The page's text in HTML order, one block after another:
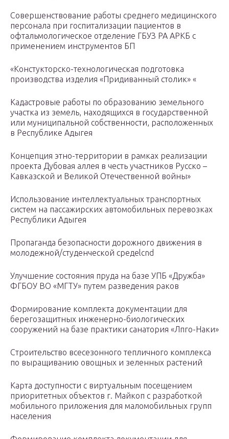
Совершенствование работы среднего медицинского
персонала при госпитализации пациентов в
офтальмологическое отделение ГБУЗ РА АРКБ c
применением инструментов БП
«Констукторско-технологическая подготовка
производства изделия «Придиванный столик» «
Кадастровые работы по образованию земельного
участка из земель, находящихся в государственной
или муниципальной собственности, расположенных
в Республике Адыгея
Концепция этно-территории в рамках реализации
проекта Дубовая аллея в честь участников Русско –
Кавказской и Великой Отечественной войны»
Использование интеллектуальных транспортных
систем на пассажирских автомобильных перевозках
Республики Адыгея
Пропаганда безопасности дорожного движения в
молодежной/студенческой средеlcnd
Улучшение состояния пруда на базе УПБ «Дружба»
ФГБОУ ВО «МГТУ» путем разведения раков
Формирование комплекта документации для
берегозащитных инженерно-биологических
сооружений на базе практики санатория «Лпго-Наки»
Строительство всесезонного тепличного комплекса
по выращиванию овощных и зеленных растений
Карта доступности с виртуальным посещением
приоритетных объектов г. Майкоп с разработкой
мобильного приложения для маломобильных групп
населения